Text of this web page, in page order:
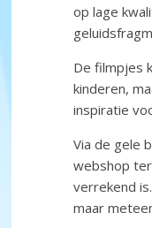
op lage
De filmpjes
kinderen,
inspiratie
Via de gele
webshop
verrekend
maar